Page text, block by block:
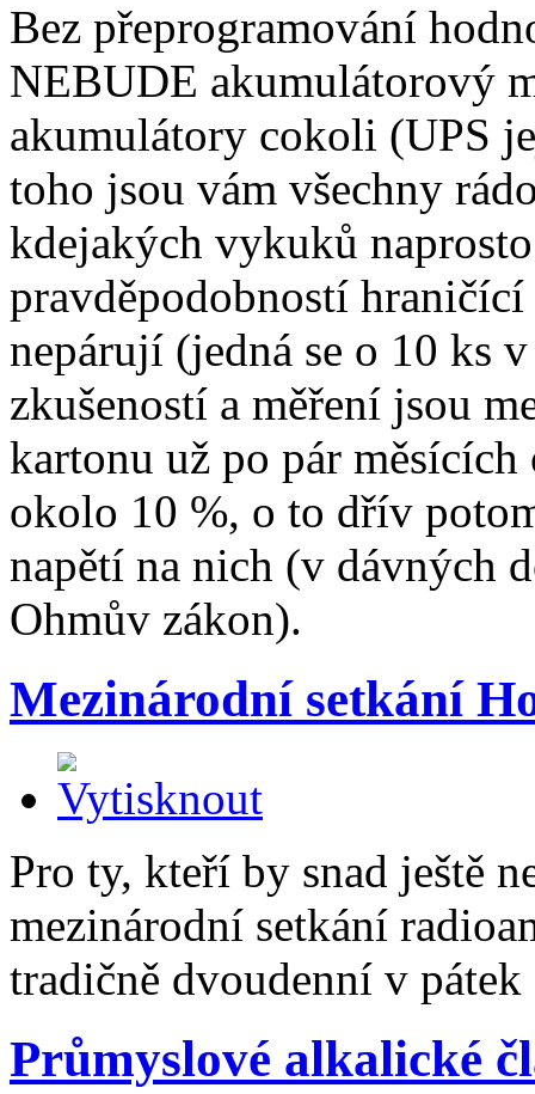
Bez přeprogramování
NEBUDE akumulátorový
akumulátory cokoli (UPS
toho jsou vám všechny
kdejakých vykuků
pravděpodobností
nepárují (jedná se o 10 ks
zkušeností a měření jsou
kartonu už po pár
okolo 10 %, o to dřív
napětí na nich (v dávných
Ohmův zákon).
Mezinárodní setkání
Pro ty, kteří by snad ještě
mezinárodní setkání
tradičně dvoudenní v
Průmyslové alkalické